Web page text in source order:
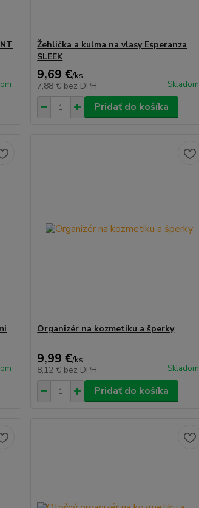
Žehlička a kulma na vlasy Esperanza
SLEEK
9,69 €/ks
7,88 € bez DPH Skladom
Pridať do košíka
Organizér na kozmetiku a šperky
9,99 €/ks
8,12 € bez DPH Skladom
Pridať do košíka